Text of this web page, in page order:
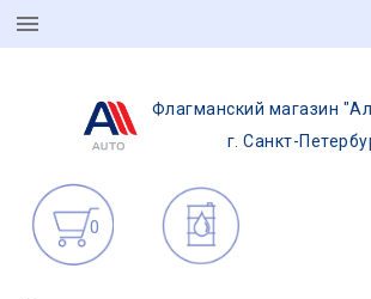
Флагманский магазин
г. Санкт-
0